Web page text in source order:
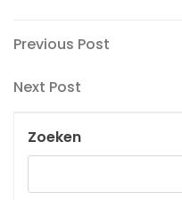
Previous
Previous Post
Next
Next Post
Zoeken